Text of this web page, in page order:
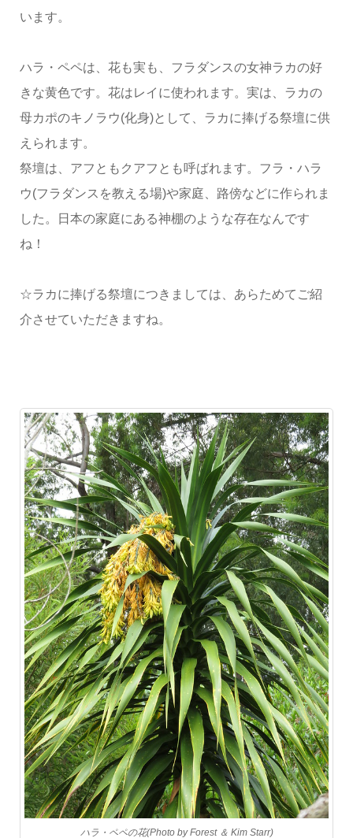
います。
ハラ・ペペは、花も実も、フラダンスの女神ラカの好
きな黄色です。花はレイに使われます。実は、ラカの
母カポのキノラウ(化身)として、ラカに捧げる祭壇に供
えられます。
祭壇は、アフともクアフとも呼ばれます。フラ・ハラ
ウ(フラダンスを教える場)や家庭、路傍などに作られま
した。日本の家庭にある神棚のような存在なんです
ね！
☆ラカに捧げる祭壇につきましては、あらためてご紹
介させていただきますね。
ハラ・ペペの花(Photo by Forest ＆ Kim Starr)